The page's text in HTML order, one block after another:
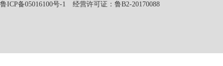
鲁ICP备05016100号-1 经营许可证：鲁B2-20170088